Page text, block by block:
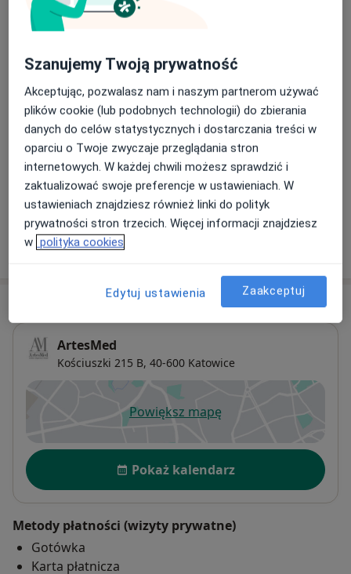
Od 300 zł Szczegóły
Konsultacja endokrynologa dziecięcego + USG
420 zł Szczegóły
Konsultacja endokrynologiczna dzieci (kolejna wizyta)
300 zł - 350 zł Szczegóły
W jaki sposób ustalane są ceny?
ArtesMed
Kościuszki 215 B, 40-600 Katowice
Powiększ mapęotwiera się w nowej karcie
Dostępność
Pokaż kalendarz
Metody płatności (wizyty prywatne)
Gotówka
Karta płatnicza
Szanujemy Twoją prywatność
Akceptując, pozwalasz nam i naszym partnerom używać
plików cookie (lub podobnych technologii) do zbierania
danych do celów statystycznych i dostarczania treści w
oparciu o Twoje zwyczaje przeglądania stron
internetowych. W każdej chwili możesz sprawdzić i
zaktualizować swoje preferencje w ustawieniach. W
ustawieniach znajdziesz również linki do polityk
prywatności stron trzecich. Więcej informacji znajdziesz
w polityka cookies
Edytuj ustawienia Zaakceptuj